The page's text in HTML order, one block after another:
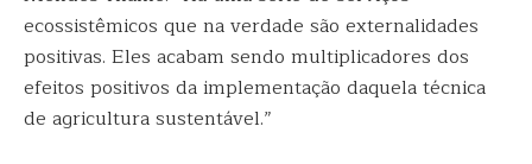
ecossistêmicos que na verdade são externalidades
positivas. Eles acabam sendo multiplicadores dos
efeitos positivos da implementação daquela técnica
de agricultura sustentável.”